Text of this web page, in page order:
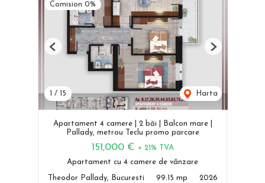
Comision 0%
/ 15 Harta
Previous Next
Apartament 4 camere | 2 băi | Balcon mare |
Pallady, metrou Teclu promo parcare
151,000 € + 21% TVA
Apartament cu 4 camere de vânzare
Theodor Pallady, Bucuresti 99.15 mp 2026